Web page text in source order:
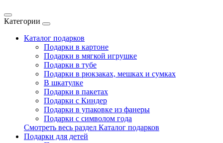
Категории
Каталог подарков
Подарки в картоне
Подарки в мягкой игрушке
Подарки в тубе
Подарки в рюкзаках, мешках и сумках
В шкатулке
Подарки в пакетах
Подарки с Киндер
Подарки в упаковке из фанеры
Подарки с символом года
Смотреть весь раздел Каталог подарков
Подарки для детей